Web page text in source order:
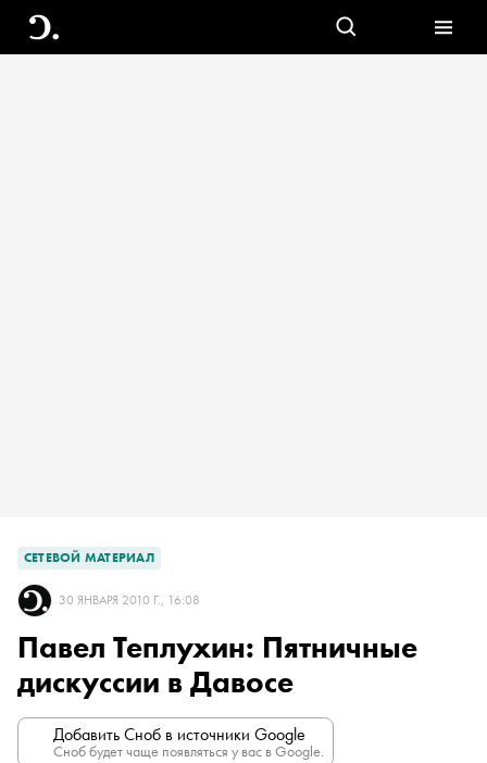
СЕТЕВОЙ МАТЕРИАЛ
30 ЯНВАРЯ 2010 Г., 16:08
Павел Теплухин: Пятничные
дискуссии в Давосе
Добавить Сноб в источники Google
Сноб будет чаще появляться у вас в Google.